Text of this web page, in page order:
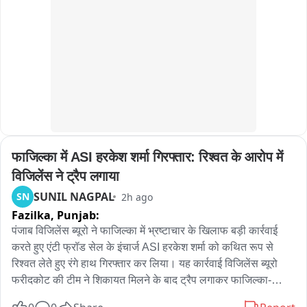
फाजिल्का में ASI हरकेश शर्मा गिरफ्तार: रिश्वत के आरोप में
विजिलेंस ने ट्रैप लगाया
SN SUNIL NAGPAL 2h ago
Fazilka, Punjab:
पंजाब विजिलेंस ब्यूरो ने फाजिल्का में भ्रष्टाचार के खिलाफ बड़ी कार्रवाई
करते हुए एंटी फ्रॉड सेल के इंचार्ज ASI हरकेश शर्मा को कथित रूप से
रिश्वत लेते हुए रंगे हाथ गिरफ्तार कर लिया। यह कार्रवाई विजिलेंस ब्यूरो
फरीदकोट की टीम ने शिकायत मिलने के बाद ट्रैप लगाकर फाजिल्का-